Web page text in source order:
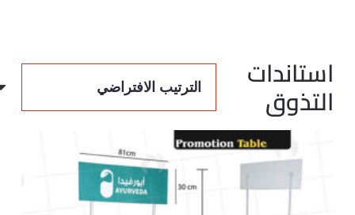
استاندات
التذوق